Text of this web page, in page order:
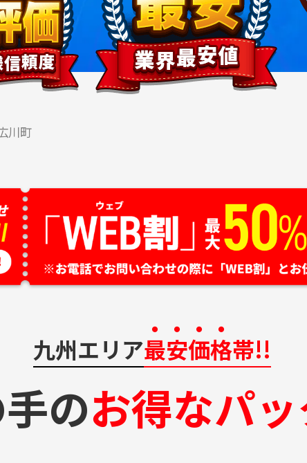
川町
九州エリア最安価格帯!!
のお得なパ